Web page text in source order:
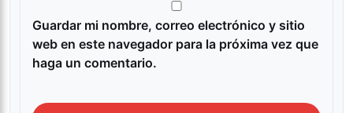
Guardar mi nombre, correo electrónico y sitio
web en este navegador para la próxima vez que
haga un comentario.